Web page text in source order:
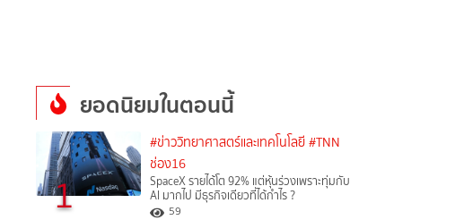
ยอดนิยมในตอนนี้
1
#ข่าววิทยาศาสตร์และเทคโนโลยี #TNN
ช่อง16
SpaceX รายได้โต 92% แต่หุ้นร่วงเพราะทุ่มกับ
AI มากไป มีธุรกิจเดียวที่ได้กำไร ?
59